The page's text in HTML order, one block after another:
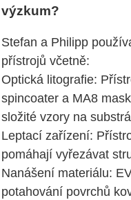
výzkum?
Stefan a Philipp
přístrojů včetně:
Optická litografie:
spincoater a MA8
složité vzory na
Leptací zařízení:
pomáhají vyřezávat
Nanášení materiálu:
potahování povrchů